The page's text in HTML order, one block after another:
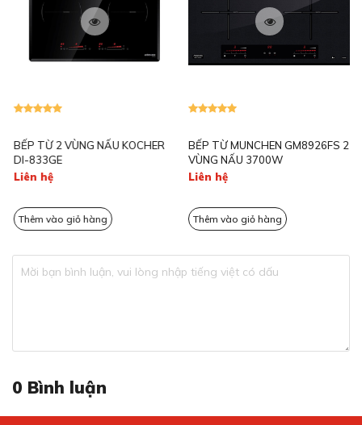
Home Connect
Bếp từ PXX975KW1E là một trong những sản phẩm
BẾP TỪ 2 VÙNG NẤU KOCHER
DI-833GE
Liên hệ
Thêm vào giỏ hàng
BẾP TỪ MUNCHEN GM8926FS 2
VÙNG NẤU 3700W
Liên hệ
Thêm vào giỏ hàng
0 Bình luận